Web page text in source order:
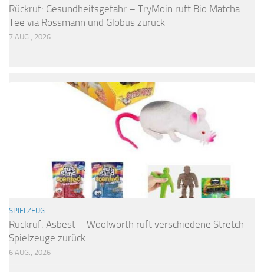
Rückruf: Gesundheitsgefahr – TryMoin ruft Bio Matcha
Tee via Rossmann und Globus zurück
7 AUG., 2026
SPIELZEUG
Rückruf: Asbest – Woolworth ruft verschiedene Stretch
Spielzeuge zurück
6 AUG., 2026